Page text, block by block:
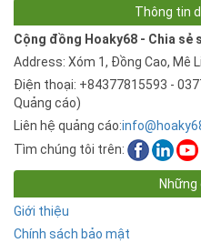
Thông tin
Cộng đồng Hoaky68 - Chia sẻ
Address: Xóm 1, Đồng Cao, Mê
Điện thoại: +84377815593 -
Quảng cáo)
Liên hệ quảng cáo:
Tìm chúng tôi trên:
Những
Giới thiệu
Chính sách bảo mật